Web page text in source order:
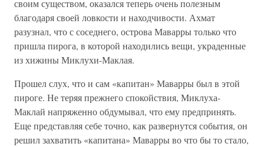
своим существом, оказался теперь очень полезным
благодаря своей ловкости и находчивости. Ахмат
разузнал, что с соседнего, острова Маварры только что
пришла пирога, в которой находились вещи, украденные
из хижины Миклухи-Маклая.
Прошел слух, что и сам «капитан» Маварры был в этой
пироге. Не теряя прежнего спокойствия, Миклуха-
Маклай напряженно обдумывал, что ему предпринять.
Еще представляя себе точно, как развернутся события, он
решил захватить «капитана» Маварры во что бы то стало,